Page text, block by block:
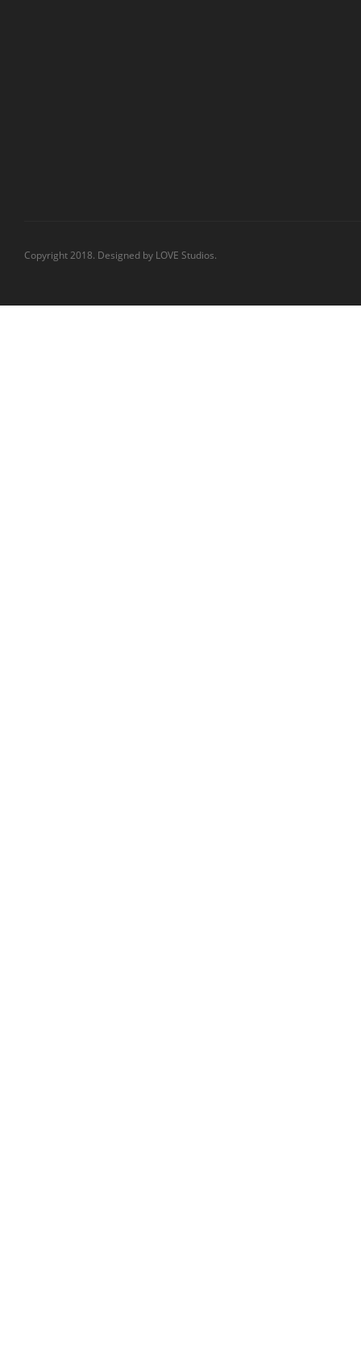
Copyright 2018. Designed by LOVE Studios.